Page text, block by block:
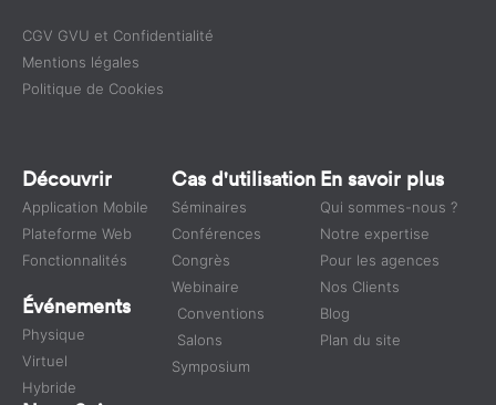
CGV GVU et Confidentialité
Mentions légales
Politique de Cookies
Découvrir
Application Mobile
Plateforme Web
Fonctionnalités
Événements
Physique
Virtuel
Hybride
Cas d'utilisation
Séminaires
Conférences
Congrès
Webinaire
Conventions
Salons
Symposium
En savoir plus
Qui sommes-nous ?
Notre expertise
Pour les agences
Nos Clients
Blog
Plan du site